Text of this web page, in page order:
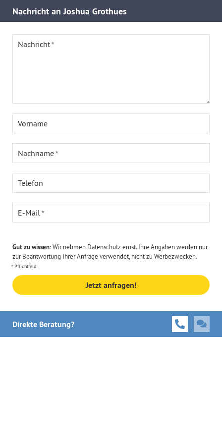
Nachricht an Joshua Grothues
Nachricht
Vorname
Nachname
Telefon
E-Mail
Gut zu wissen:Wir nehmen Datenschutzernst. Ihre Angaben werden nur
zur Beantwortung Ihrer Anfrage verwendet, nicht zu Werbezwecken.
Pflichtfeld
Jetzt anfragen!
Direkte Beratung?